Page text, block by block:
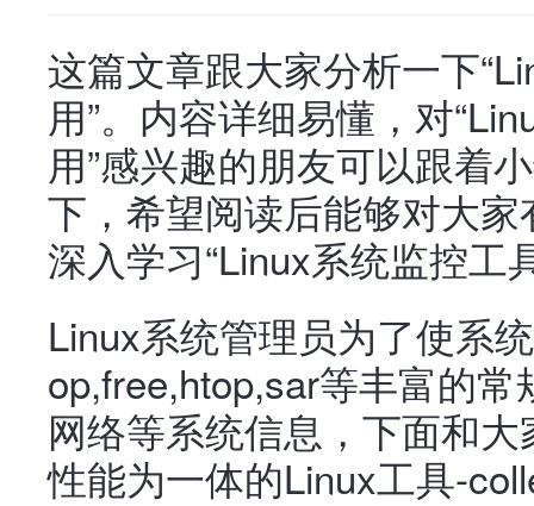
这篇文章跟大家分析一下
用”。内容详细易懂，对
用”感兴趣的朋友可以跟着
下，希望阅读后能够对大
深入学习“Linux系统监控工
Linux系统管理员为了使系
op,free,htop,sar等丰富的
网络等系统信息，下面和
性能为一体的Linux工具-